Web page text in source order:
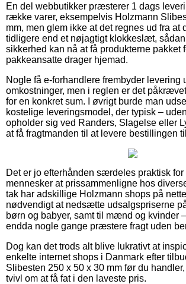
En del webbutikker præsterer 1 dags
række varer, eksempelvis Holzmann
mm, men glem ikke at det regnes ud fra at
tidligere end et nøjagtigt klokkeslæt, sådan
sikkerhed kan nå at få produkterne pakket
pakkeansatte drager hjemad.
Nogle få e-forhandlere frembyder levering
omkostninger, men i reglen er det
for en konkret sum. I øvrigt burde man
kostelige leveringsmodel, der typisk –
opholder sig ved Randers, Slagelse eller
at få fragtmanden til at levere bestillingen
Det er jo efterhånden særdeles praktisk
mennesker at prissammenligne hos
tak har adskillige Holzmann shops på
nødvendigt at nedsætte udsalgspriserne
børn og babyer, samt til mænd og kvinder
endda nogle gange præstere fragt uden
Dog kan det trods alt blive lukrativt at
enkelte internet shops i Danmark efter
Slibesten 250 x 50 x 30 mm før du
tvivl om at få fat i den laveste pris.